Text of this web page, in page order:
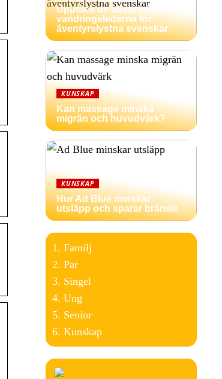
Upptäck de bästa isländska
vandringslederna för
äventyrslystna svenskar
KUNSKAP
Kan massage minska
migrän och huvudvärk?
KUNSKAP
Hur Ad Blue minskar
utsläpp och sparar bränsle
Familj
Par
Singel
Ung
Senior
Kunskap